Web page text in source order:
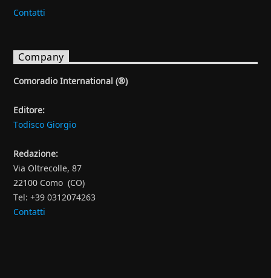
Contatti
Company
Comoradio International (®)
Editore:
Todisco Giorgio
Redazione:
Via Oltrecolle, 87
22100 Como (CO)
Tel: +39 0312074263
Contatti